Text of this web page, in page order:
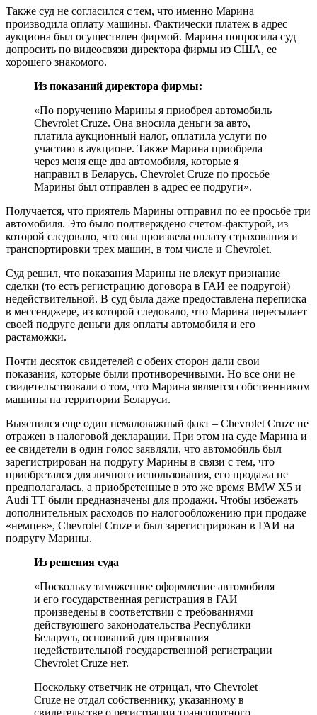
Также суд не согласился с тем, что именно Марина
производила оплату машины. Фактически платеж в адрес
аукциона был осуществлен фирмой. Марина попросила суд
допросить по видеосвязи директора фирмы из США, ее
хорошего знакомого.
Из показаний директора фирмы:
«По поручению Марины я приобрел автомобиль
Chevrolet Cruze. Она вносила деньги за авто,
платила аукционный налог, оплатила услуги по
участию в аукционе. Также Марина приобрела
через меня еще два автомобиля, которые я
направил в Беларусь. Chevrolet Cruze по просьбе
Марины был отправлен в адрес ее подруги».
Получается, что приятель Марины отправил по ее просьбе три
автомобиля. Это было подтверждено счетом-фактурой, из
которой следовало, что она произвела оплату страхования и
транспортировки трех машин, в том числе и Chevrolet.
Суд решил, что показания Марины не влекут признание
сделки (то есть регистрацию договора в ГАИ ее подругой)
недействительной. В суд была даже предоставлена переписка
в мессенджере, из которой следовало, что Марина пересылает
своей подруге деньги для оплаты автомобиля и его
растаможки.
Почти десяток свидетелей с обеих сторон дали свои
показания, которые были противоречивыми. Но все они не
свидетельствовали о том, что Марина является собственником
машины на территории Беларуси.
Выяснился еще один немаловажный факт – Chevrolet Cruze не
отражен в налоговой декларации. При этом на суде Марина и
ее свидетели в один голос заявляли, что автомобиль был
зарегистрирован на подругу Марины в связи с тем, что
приобретался для личного использования, его продажа не
предполагалась, а приобретенные в это же время BMW Х5 и
Audi ТТ были предназначены для продажи. Чтобы избежать
дополнительных расходов по налогообложению при продаже
«немцев», Chevrolet Cruze и был зарегистрирован в ГАИ на
подругу Марины.
Из решения суда
«Поскольку таможенное оформление автомобиля
и его государственная регистрация в ГАИ
произведены в соответствии с требованиями
действующего законодательства Республики
Беларусь, оснований для признания
недействительной государственной регистрации
Chevrolet Cruze нет.
Поскольку ответчик не отрицал, что Chevrolet
Cruze не отдал собственнику, указанному в
свидетельстве о регистрации транспортного